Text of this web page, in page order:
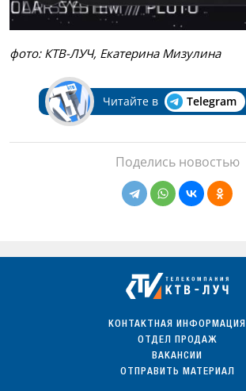
фото: КТВ-ЛУЧ, Екатерина Мизулина
Читайте в Telegram
Поделись новостью
КОНТАКТНАЯ ИНФОРМАЦИЯ
ОТДЕЛ ПРОДАЖ
ВАКАНСИИ
ОТПРАВИТЬ МАТЕРИАЛ